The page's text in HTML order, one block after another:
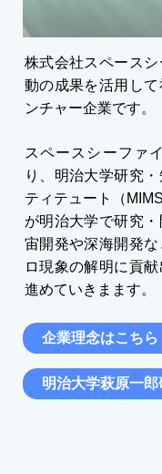
株式会社スペース
動の成果を活用し
ンチャー企業です。
スペースシーファ
り、明治大学研究
ティテュート（
が明治大学で研究
宙開発や深海開発
ロ現象の解明に貢
進めていきまます。
企業理念はこちら
明治大学萩原一